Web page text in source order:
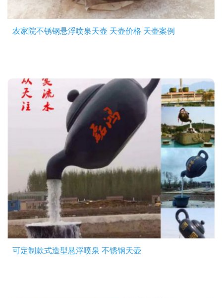
农家院不锈钢悬浮喷泉天壶 天壶价格 天壶案例
可定制款式造型悬浮喷泉 不锈钢天壶